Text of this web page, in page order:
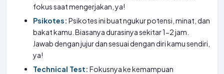
fokus saat mengerjakan, ya!
Psikotes: Psikotes ini buat ngukur potensi, minat, dan
bakat kamu. Biasanya durasinya sekitar 1-2 jam.
Jawab dengan jujur dan sesuai dengan diri kamu sendiri,
ya!
Technical Test: Fokusnya ke kemampuan